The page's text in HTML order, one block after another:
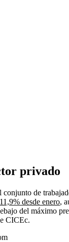
privado
de
desde enero,
del máximo
CICEc.